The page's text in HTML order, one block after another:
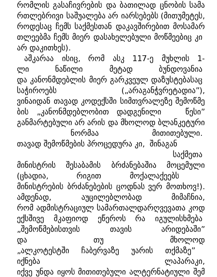
რომლის გასაჩივრების და ბათილად ცნობის სამა
რთლებრივი საშუალება არ იარსებებს (მითუმეტეს,
როდესაც ჩემს საქმესთან დაკავშირებით მოსამარ
თლეებმა ჩემს მიერ დასახელებული მოწმეებიც კი
არ დაკითხეს).
აშკარაა
ისიც, რომ ასკ117-ე მუხლის 1-
ლი
ნაწილი მეტად
ბუნდოვანია
და კანონმდებლის მიერ გარკვეულ დაზუსტებასაც
საჭიროებს („არაგანჭვრეტადია”),
ვინაიდან თავად კოდექსში სიმთვრალეზე შემოწმე
ბის „კანონმდებლობით დადგენილი წესი”
განმარტებული არ არის და მხოლოდ ბლანკეტური
ნორმაა
მითითებული.
თავად შემოწმების პროცედურა კი, შინაგან
საქმეთა
მინისტრის
შესაბამის ბრძანებაშია
მოცემული
(ცხადია,რიგით
მოქალაქეებს
მინისტრების ბრძანებების ცოდნას ვერ მოთხოვ!).
ამდენად, აუცილებლობად მიმაჩნია,
რომ ადმისტრაციულ სამართალდარღვევათა კოდ
ექსშივე
მკაფიოდ ეწეროს რა
იგულისხმება
„შემოწმებისთვის თავის არიდებაში”
და
თუ
მხოლოდ
„ალკოტესტში ჩაბერვაზე უარის თქმაზე”
იქნება
ლაპარაკი,
იქვე უნდა იყოს მითითებული ალტერნატიული შემ